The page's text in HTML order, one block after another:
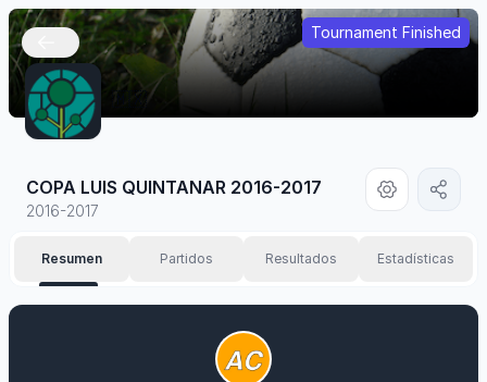
Tournament Finished
🇲🇽
COPA LUIS QUINTANAR 2016-2017
2016-2017
Resumen Partidos Resultados Estadísticas